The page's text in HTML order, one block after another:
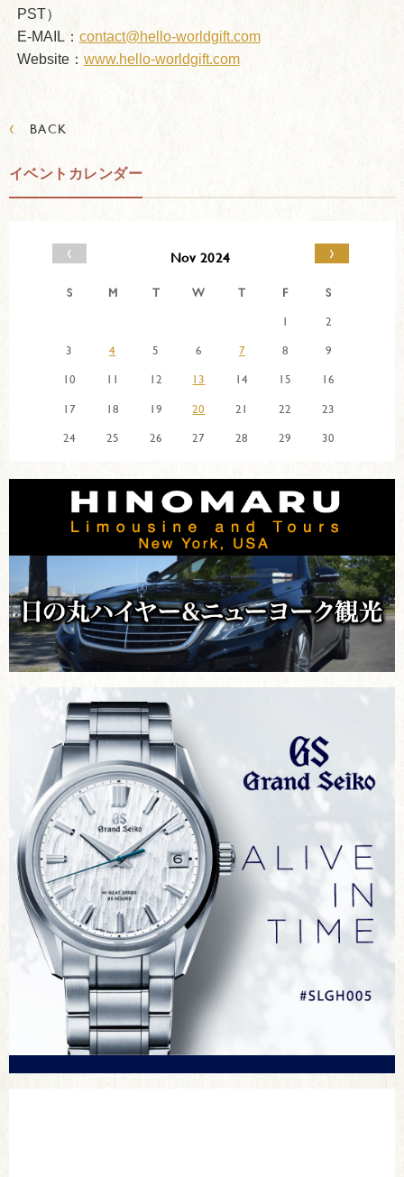
PST）
E-MAIL： contact@hello-worldgift.com
Website： www.hello-worldgift.com
‹ BACK
イベントカレンダー
‹ Nov 2024 ›
S M T W T F
S
1
2
3
4 5 6 7 8
9
10
11 12 13 14 15
16
17
18 19 20 21 22
23
24
25 26 27 28 29 30